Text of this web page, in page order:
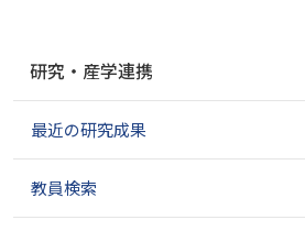
ゲ
シ
ン
研究・産学連携
最近の研究成果
教員検索